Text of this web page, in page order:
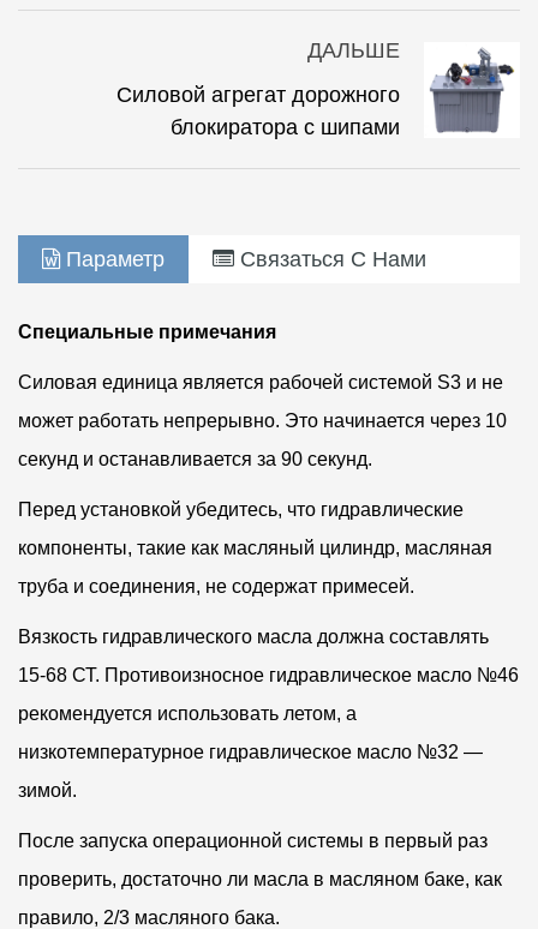
ДАЛЬШЕ
Силовой агрегат дорожного
блокиратора с шипами
Параметр Связаться С Нами
Специальные примечания
Силовая единица является рабочей системой S3 и не
может работать непрерывно. Это начинается через 10
секунд и останавливается за 90 секунд.
Перед установкой убедитесь, что гидравлические
компоненты, такие как масляный цилиндр, масляная
труба и соединения, не содержат примесей.
Вязкость гидравлического масла должна составлять
15-68 СТ. Противоизносное гидравлическое масло №46
рекомендуется использовать летом, а
низкотемпературное гидравлическое масло №32 —
зимой.
После запуска операционной системы в первый раз
проверить, достаточно ли масла в масляном баке, как
правило, 2/3 масляного бака.